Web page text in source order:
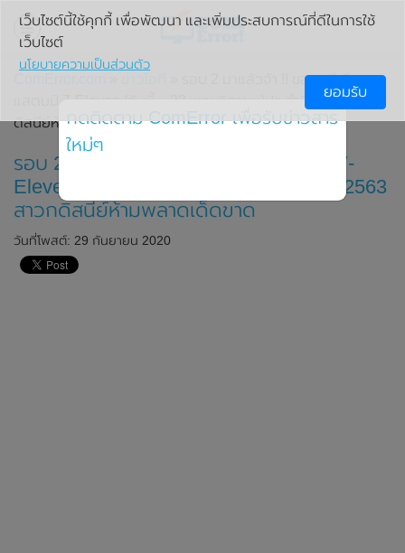
» รอบ 2 มาแล้วจ้า !! ของพรีเมียม
แสตมป์ 7-Eleven (วันนี้ – 23 พฤษจิกายน)ประจำปี 2563 สาวก
ดิสนีย์ห้ามพลาดเด็ดขาด
รอบ 2 มาแล้วจ้า !! ของพรีเมียมแสตมป์ 7-
Eleven (วันนี้ – 23 พฤษจิกายน)ประจำปี 2563
สาวกดิสนีย์ห้ามพลาดเด็ดขาด
วันที่โพสต์: 29 กันยายน 2020
เว็บไซต์นี้ใช้คุกกี้ เพื่อพัฒนา และเพิ่มประสบการณ์ที่ดีในการใช้
เว็บไซต์
นโยบายความเป็นส่วนตัว
ยอมรับ
กดติดตาม ComError เพื่อรับข่าวสาร
ใหม่ๆ